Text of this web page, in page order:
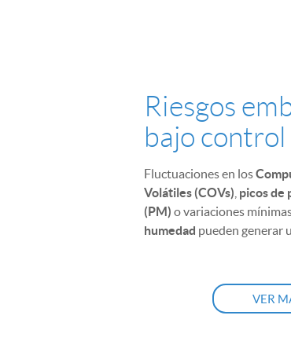
Riesgos
bajo control
Fluctuaciones en los
Volátiles (COVs) picos de
(PM) o variaciones
humedad pueden generar
impacta
implantacióny en el éxito
VER